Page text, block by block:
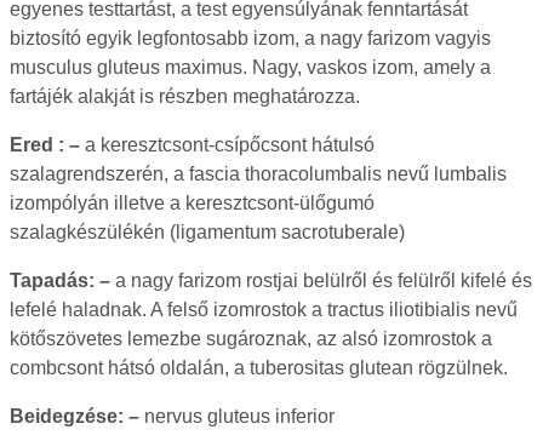
egyenes testtartást, a test egyensúlyának fenntartását
biztosító egyik legfontosabb izom, a nagy farizom vagyis
musculus gluteus maximus. Nagy, vaskos izom, amely a
fartájék alakját is részben meghatározza.
Ered : – a keresztcsont-csípőcsont hátulsó
szalagrendszerén, a fascia thoracolumbalis nevű lumbalis
izompólyán illetve a keresztcsont-ülőgumó
szalagkészülékén (ligamentum sacrotuberale)
Tapadás: – a nagy farizom rostjai belülről és felülről kifelé és
lefelé haladnak. A felső izomrostok a tractus iliotibialis nevű
kötőszövetes lemezbe sugároznak, az alsó izomrostok a
combcsont hátsó oldalán, a tuberositas glutean rögzülnek.
Beidegzése: – nervus gluteus inferior